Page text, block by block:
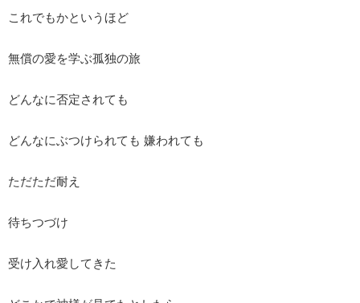
これでもかというほど
無償の愛を学ぶ孤独の旅
どんなに否定されても
どんなにぶつけられても 嫌われても
ただただ耐え
待ちつづけ
受け入れ愛してきた